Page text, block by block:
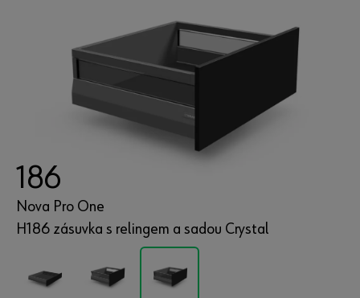
186
Nova Pro One
H186 zásuvka s relingem